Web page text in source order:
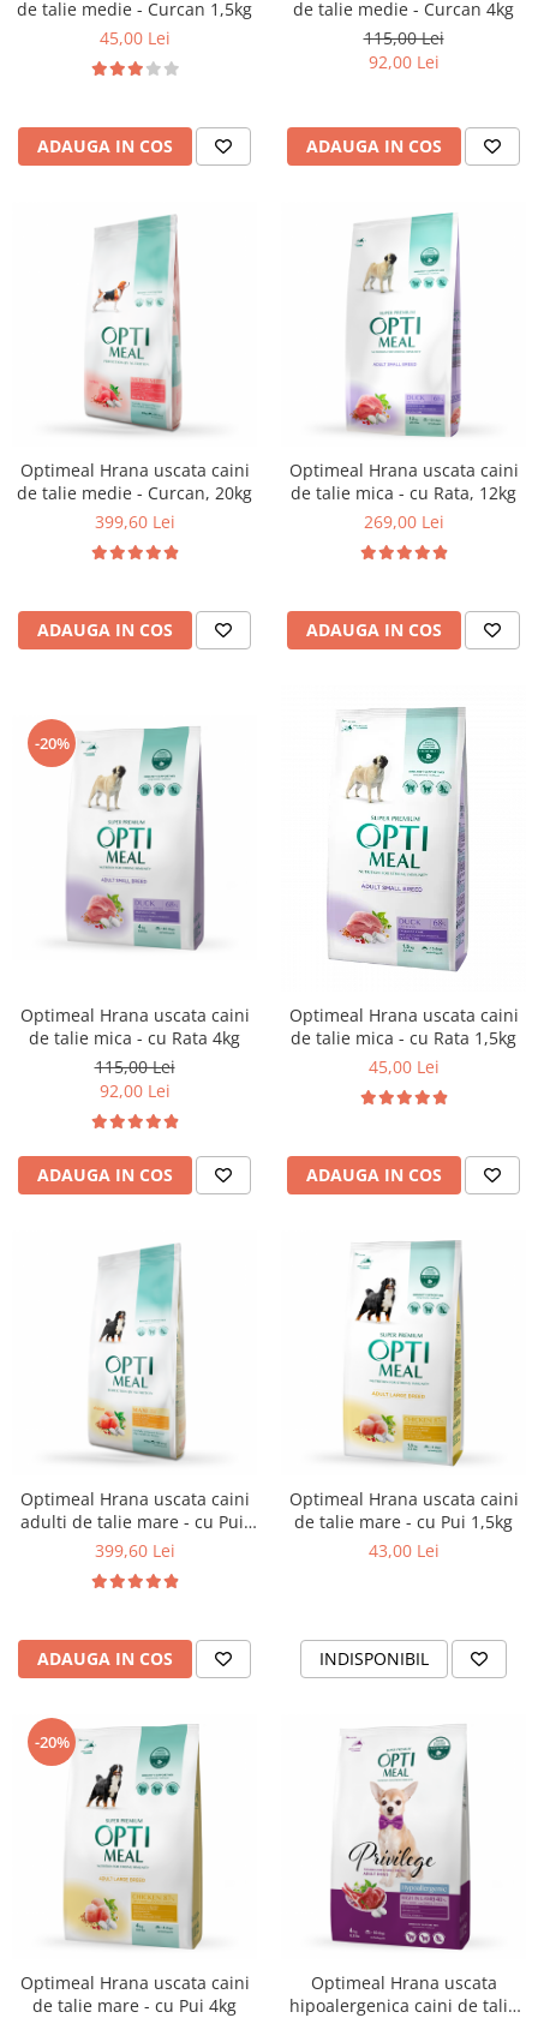
de talie medie - Curcan 1,5kg
45,00 Lei
ADAUGA IN COS
de talie medie - Curcan 4kg
115,00 Lei
92,00 Lei
ADAUGA IN COS
Optimeal Hrana uscata caini
de talie medie - Curcan, 20kg
399,60 Lei
ADAUGA IN COS
Optimeal Hrana uscata caini
de talie mica - cu Rata, 12kg
269,00 Lei
ADAUGA IN COS
-20%
Optimeal Hrana uscata caini
de talie mica - cu Rata 4kg
115,00 Lei
92,00 Lei
ADAUGA IN COS
Optimeal Hrana uscata caini
de talie mica - cu Rata 1,5kg
45,00 Lei
ADAUGA IN COS
Optimeal Hrana uscata caini
adulti de talie mare - cu Pui,
20kg
399,60 Lei
ADAUGA IN COS
Optimeal Hrana uscata caini
de talie mare - cu Pui 1,5kg
43,00 Lei
INDISPONIBIL
-20%
Optimeal Hrana uscata caini
de talie mare - cu Pui 4kg
Optimeal Hrana uscata
hipoalergenica caini de talie